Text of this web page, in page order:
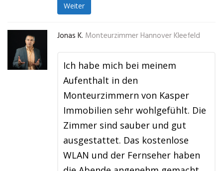
Weiter
Jonas K. Monteurzimmer Hannover Kleefeld
Ich habe mich bei meinem
Aufenthalt in den
Monteurzimmern von Kasper
Immobilien sehr wohlgefühlt. Die
Zimmer sind sauber und gut
ausgestattet. Das kostenlose
WLAN und der Fernseher haben